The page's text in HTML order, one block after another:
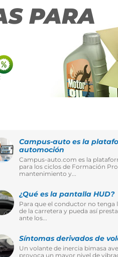
PARA
Campus-auto es la
automoción
Campus-auto.com es la
para los ciclos de Formación
mantenimiento y...
¿Qué es la pantalla HUD?
Para que el conductor no tenga
de la carretera y pueda así
ante los...
Síntomas derivados de
Un volante de inercia bimasa
provoca un mayor nivel de